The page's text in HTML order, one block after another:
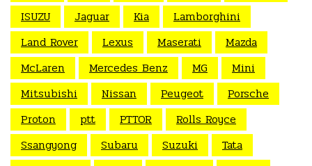
ISUZU
Jaguar Kia
Lamborghini
Land Rover
Lexus Maserati
Mazda
McLaren
Mercedes Benz MG
Mini
Mitsubishi
Nissan Peugeot
Porsche
Proton
ptt PTTOR
Rolls Royce
Ssangyong
Subaru Suzuki
Tata